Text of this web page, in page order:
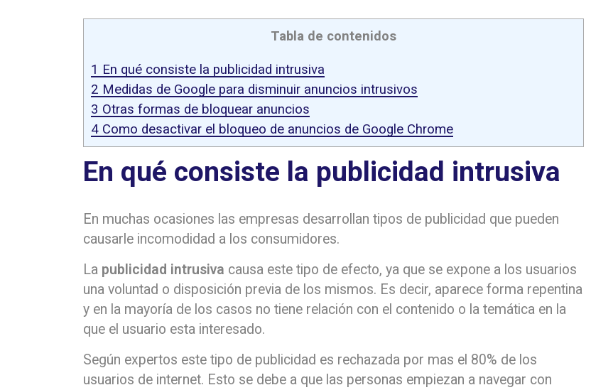
Tabla de contenidos
1 En qué consiste la publicidad intrusiva
2 Medidas de Google para disminuir anuncios intrusivos
3 Otras formas de bloquear anuncios
4 Como desactivar el bloqueo de anuncios de Google Chrome
En qué consiste la publicidad intrusiva
En muchas ocasiones las empresas desarrollan tipos de publicidad que pueden
causarle incomodidad a los consumidores.
La publicidad intrusiva causa este tipo de efecto, ya que se expone a los usuarios
una voluntad o disposición previa de los mismos. Es decir, aparece forma repentina
y en la mayoría de los casos no tiene relación con el contenido o la temática en la
que el usuario esta interesado.
Según expertos este tipo de publicidad es rechazada por mas el 80% de los
usuarios de internet. Esto se debe a que las personas empiezan a navegar con